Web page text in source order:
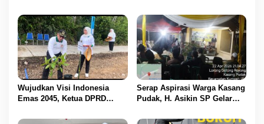
BBS
untuk BBS
Wujudkan Visi Indonesia
Emas 2045, Ketua DPRD
Bupati dalam Aksi
Serap Aspirasi Warga Kasang
Pudak, H. Asikin SP Gelar
Lorong Gotong Royong